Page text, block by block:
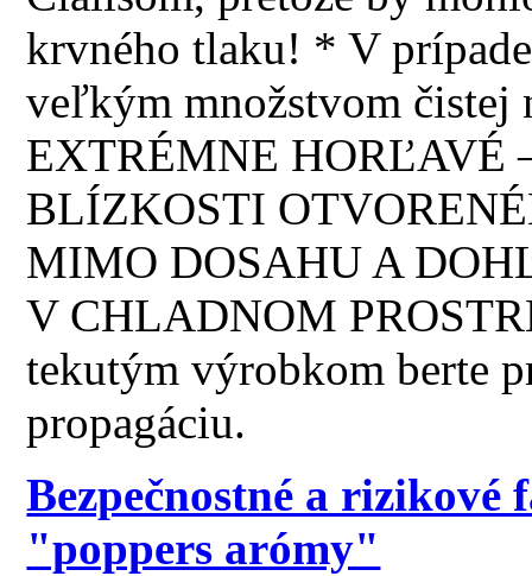
krvného tlaku! * V
veľkým množstvom čistej
EXTRÉMNE HORĽAVÉ
BLÍZKOSTI
MIMO DOSAHU A
V CHLADNOM
tekutým výrobkom berte
propagáciu.
Bezpečnostné a
"poppers arómy"